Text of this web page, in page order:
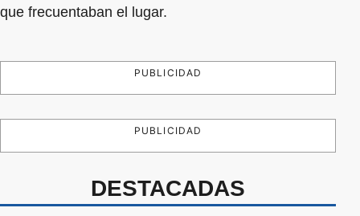
que frecuentaban el lugar.
PUBLICIDAD
PUBLICIDAD
DESTACADAS